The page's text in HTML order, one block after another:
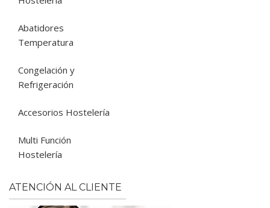
Abatidores
Temperatura
Congelación y
Refrigeración
Accesorios Hostelería
Multi Función
Hostelería
ATENCIÓN AL CLIENTE